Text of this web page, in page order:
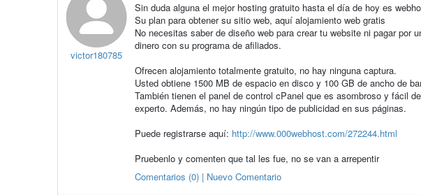
victor180785
Sin duda alguna el mejor hosting gratuito hasta el día de hoy es
Su plan para obtener su sitio web, aquí alojamiento web gratis
No necesitas saber de diseño web para crear tu website ni pagar por
dinero con su programa de afiliados.
Ofrecen alojamiento totalmente gratuito, no hay ninguna captura.
Usted obtiene 1500 MB de espacio en disco y 100 GB de ancho de
También tienen el panel de control cPanel que es asombroso y fácil
experto. Además, no hay ningún tipo de publicidad en sus páginas.
Puede registrarse aquí: http://www.000webhost.com/272244.html
Pruebenlo y comenten que tal les fue, no se van a arrepentir
Comentarios (0) | Nuevo Comentario